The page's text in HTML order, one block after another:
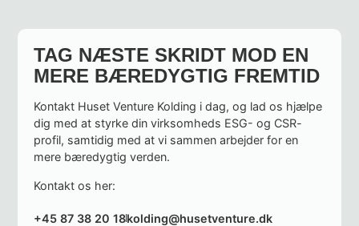
TAG NÆSTE SKRIDT MOD EN
MERE BÆREDYGTIG FREMTID
Kontakt Huset Venture Kolding i dag, og lad os hjælpe
dig med at styrke din virksomheds ESG- og CSR-
profil, samtidig med at vi sammen arbejder for en
mere bæredygtig verden.
Kontakt os her:
+45 87 38 20 18kolding@husetventure.dk